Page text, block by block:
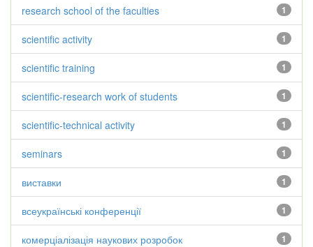
1
research school of the faculties
1
scientific activity
1
scientific training
1
scientific-research work of students
1
scientific-technical activity
1
seminars
1
виставки
1
всеукраїнські конференції
1
комерціалізація наукових розробок